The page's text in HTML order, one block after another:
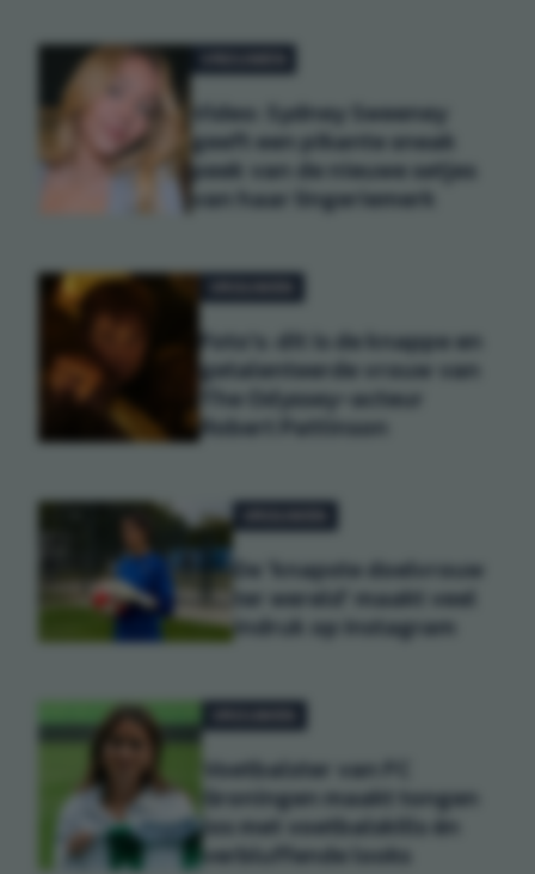
Video: Sydney Sweeney
geeft een pikante sneak
peek van de nieuwe setjes
van haar lingeriemerk
Foto's: dit is de knappe en
getalenteerde vrouw van
The Odyssey-acteur
Robert Pattinson
De 'knapste doelvrouw
ter wereld' maakt veel
indruk op Instagram
Voetbalster van FC
Groningen maakt tongen
los met voetbalskills én
verbluffende looks